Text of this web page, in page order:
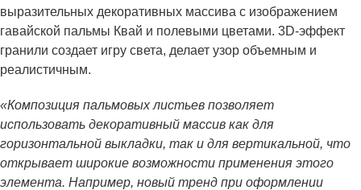
выразительных декоративных массива с изображением
гавайской пальмы Квай и полевыми цветами. 3D-эффект
гранили создает игру света, делает узор объемным и
реалистичным.
«Композиция пальмовых листьев позволяет
использовать декоративный массив как для
горизонтальной выкладки, так и для вертикальной, что
открывает широкие возможности применения этого
элемента. Например, новый тренд при оформлении